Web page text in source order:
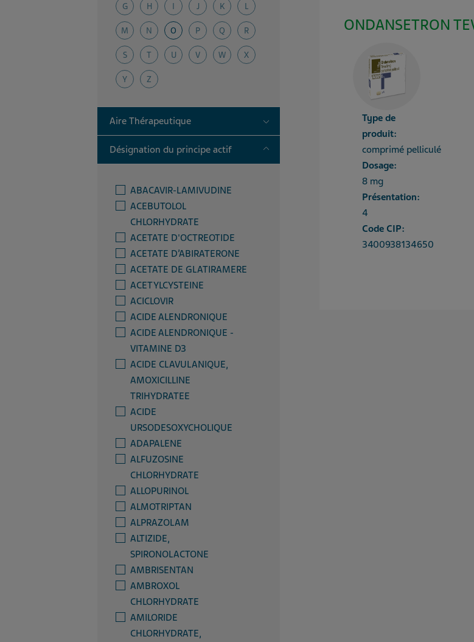
G H I J K L
M N O P Q R
S T U V W X
Y Z
Aire Thérapeutique Toggle
Désignation du principe actif Toggle
ABACAVIR-LAMIVUDINE
ACEBUTOLOL
CHLORHYDRATE
ACETATE D'OCTREOTIDE
ACETATE D’ABIRATERONE
ACETATE DE GLATIRAMERE
ACETYLCYSTEINE
ACICLOVIR
ACIDE ALENDRONIQUE
ACIDE ALENDRONIQUE -
VITAMINE D3
ACIDE CLAVULANIQUE,
AMOXICILLINE
TRIHYDRATEE
ACIDE
URSODESOXYCHOLIQUE
ADAPALENE
ALFUZOSINE
CHLORHYDRATE
ALLOPURINOL
ALMOTRIPTAN
ALPRAZOLAM
ALTIZIDE,
SPIRONOLACTONE
AMBRISENTAN
AMBROXOL
CHLORHYDRATE
AMILORIDE
CHLORHYDRATE,
ONDANSETRON
Type de
produit:
comprimé pelliculé
Dosage:
8 mg
Présentation:
4
Code CIP:
3400938134650